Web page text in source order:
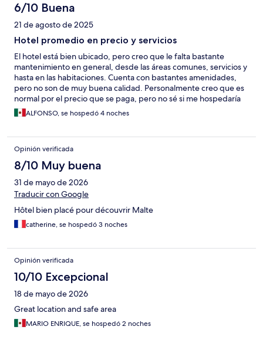
6/10 Buena
21 de agosto de 2025
Hotel promedio en precio y servicios
El hotel está bien ubicado, pero creo que le falta bastante
mantenimiento en general, desde las áreas comunes, servicios y
hasta en las habitaciones. Cuenta con bastantes amenidades,
pero no son de muy buena calidad. Personalmente creo que es
normal por el precio que se paga, pero no sé si me hospedaría
nuevamente aquí.
ALFONSO, se hospedó 4 noches
Opinión verificada
8/10 Muy buena
31 de mayo de 2026
Traducir con Google
Hôtel bien placé pour découvrir Malte
catherine, se hospedó 3 noches
Opinión verificada
10/10 Excepcional
18 de mayo de 2026
Great location and safe area
MARIO ENRIQUE, se hospedó 2 noches